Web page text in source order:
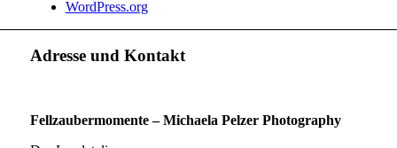
WordPress.org
Adresse und Kontakt
Fellzaubermomente –Michaela Pelzer Photography